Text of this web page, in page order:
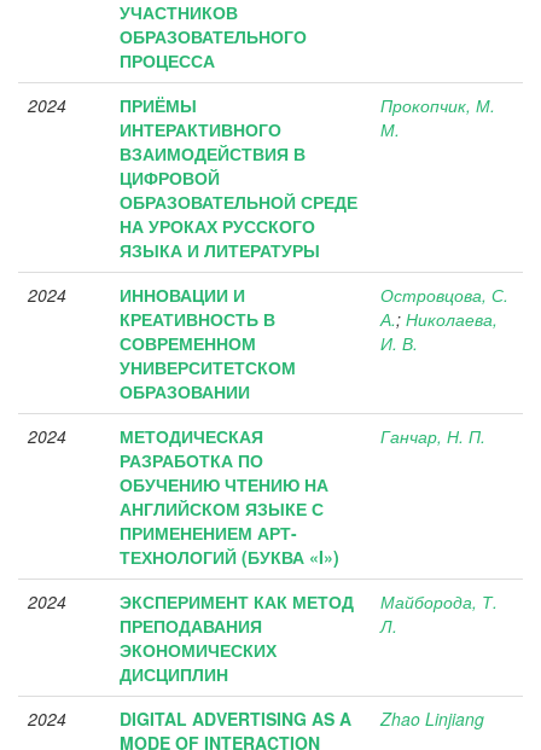
УЧАСТНИКОВ
ОБРАЗОВАТЕЛЬНОГО
ПРОЦЕССА
2024
ПРИЁМЫ
ИНТЕРАКТИВНОГО
ВЗАИМОДЕЙСТВИЯ В
ЦИФРОВОЙ
ОБРАЗОВАТЕЛЬНОЙ СРЕДЕ
НА УРОКАХ РУССКОГО
ЯЗЫКА И ЛИТЕРАТУРЫ
Прокопчик, М.
М.
2024
ИННОВАЦИИ И
КРЕАТИВНОСТЬ В
СОВРЕМЕННОМ
УНИВЕРСИТЕТСКОМ
ОБРАЗОВАНИИ
Островцова, С.
А.; Николаева,
И. В.
2024
МЕТОДИЧЕСКАЯ
РАЗРАБОТКА ПО
ОБУЧЕНИЮ ЧТЕНИЮ НА
АНГЛИЙСКОМ ЯЗЫКЕ С
ПРИМЕНЕНИЕМ АРТ-
ТЕХНОЛОГИЙ (БУКВА «I»)
Ганчар, Н. П.
2024
ЭКСПЕРИМЕНТ КАК МЕТОД
ПРЕПОДАВАНИЯ
ЭКОНОМИЧЕСКИХ
ДИСЦИПЛИН
Майборода, Т.
Л.
2024
DIGITAL ADVERTISING AS A
MODE OF INTERACTION
Zhao Linjiang